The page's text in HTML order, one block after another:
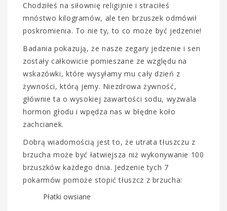
Chodziłeś na siłownię religijnie i straciłeś
mnóstwo kilogramów, ale ten brzuszek odmówił
poskromienia. To nie ty, to co może być jedzenie!
Badania pokazują, że nasze zegary jedzenie i sen
zostały całkowicie pomieszane ze względu na
wskazówki, które wysyłamy mu cały dzień z
żywności, którą jemy. Niezdrowa żywność,
głównie ta o wysokiej zawartości sodu, wyzwala
hormon głodu i wpędza nas w błędne koło
zachcianek.
Dobrą wiadomością jest to, że utrata tłuszczu z
brzucha może być łatwiejsza niż wykonywanie 100
brzuszków każdego dnia. Jedzenie tych 7
pokarmów pomoże stopić tłuszcz z brzucha:
Płatki owsiane